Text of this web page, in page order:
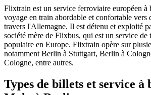
Flixtrain est un service ferroviaire européen
voyage en train abordable et confortable vers
travers l'Allemagne. Il est détenu et exploité
société mère de Flixbus, qui est un service de
populaire en Europe. Flixtrain opère sur
notamment Berlin à Stuttgart, Berlin à
Cologne, entre autres.
Types de billets et service à